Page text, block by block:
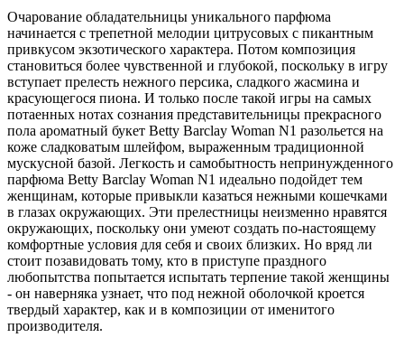
Очарование обладательницы уникального парфюма
начинается с трепетной мелодии цитрусовых с пикантным
привкусом экзотического характера. Потом композиция
становиться более чувственной и глубокой, поскольку в игру
вступает прелесть нежного персика, сладкого жасмина и
красующегося пиона. И только после такой игры на самых
потаенных нотах сознания представительницы прекрасного
пола ароматный букет Betty Barclay Woman N1 разольется на
коже сладковатым шлейфом, выраженным традиционной
мускусной базой. Легкость и самобытность непринужденного
парфюма Betty Barclay Woman N1 идеально подойдет тем
женщинам, которые привыкли казаться нежными кошечками
в глазах окружающих. Эти прелестницы неизменно нравятся
окружающих, поскольку они умеют создать по-настоящему
комфортные условия для себя и своих близких. Но вряд ли
стоит позавидовать тому, кто в приступе праздного
любопытства попытается испытать терпение такой женщины
- он наверняка узнает, что под нежной оболочкой кроется
твердый характер, как и в композиции от именитого
производителя.